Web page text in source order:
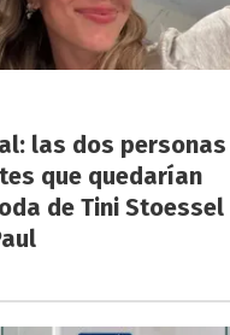
las dos personas
que quedarían
de Tini Stoessel